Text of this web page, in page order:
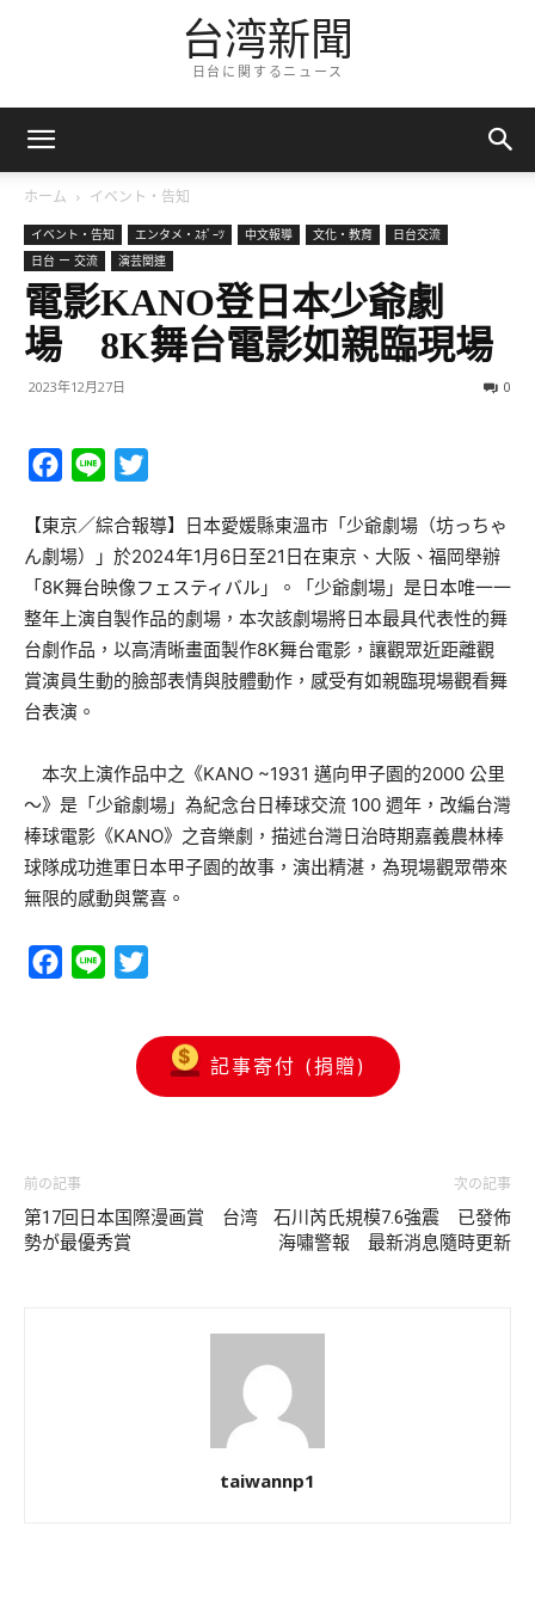
台湾新聞
日台に関するニュース
ホーム イベント・告知
イベント・告知 エンタメ・ｽﾎﾟｰﾂ 中文報導 文化・教育
日台交流
日台 ー 交流
演芸関連
電影KANO登日本少爺劇
場 8K舞台電影如親臨現場
2023年12月27日 0
Facebook
Line
【東京／綜合報導】日本愛媛縣東溫市「少爺劇場（坊っちゃ
ん劇場）」於2024年1月6日至21日在東京、大阪、福岡舉辦
「8K舞台映像フェスティバル」。「少爺劇場」是日本唯一一
整年上演自製作品的劇場，本次該劇場將日本最具代表性的舞
台劇作品，以高清晰畫面製作8K舞台電影，讓觀眾近距離觀
賞演員生動的臉部表情與肢體動作，感受有如親臨現場觀看舞
台表演。
本次上演作品中之《KANO ~1931 邁向甲子園的2000 公里
～》是「少爺劇場」為紀念台日棒球交流 100 週年，改編台灣
棒球電影《KANO》之音樂劇，描述台灣日治時期嘉義農林棒
球隊成功進軍日本甲子園的故事，演出精湛，為現場觀眾帶來
無限的感動與驚喜。
Facebook
Line
記事寄付 (捐贈)
前の記事
第17回日本国際漫画賞 台湾
勢が最優秀賞
次の記事
石川芮氏規模7.6強震 已發佈
海嘯警報 最新消息隨時更新
taiwannp1